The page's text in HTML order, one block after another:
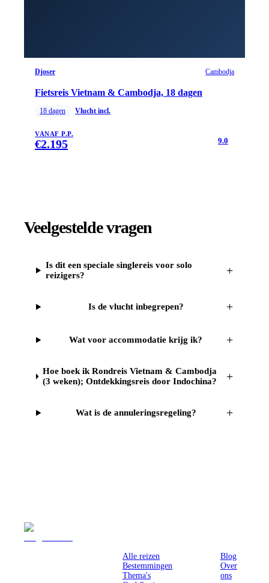
Djoser Cambodja
Fietsreis Vietnam & Cambodja, 18 dagen
18 dagen Vlucht incl.
VANAF P.P.
€2.195 9.0
Veelgestelde vragen
Is dit een speciale singlereis voor solo
reizigers?
+
Is de vlucht inbegrepen? +
Wat voor accommodatie krijg ik? +
Hoe boek ik Rondreis Vietnam & Cambodja
(3 weken); Ontdekkingsreis door Indochina?
+
Wat is de annuleringsregeling? +
Alle reizen
Bestemmingen
Thema's
Blog
Over
ons